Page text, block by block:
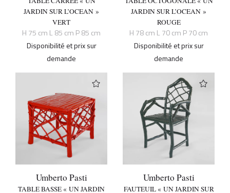
JARDIN SUR L’OCEAN »
VERT
H 75 cm L 85 cm P 85 cm
Disponibilité et prix sur
demande
JARDIN SUR L’OCEAN »
ROUGE
H 78 cm L 70 cm P 70 cm
Disponibilité et prix sur
demande
Umberto Pasti
TABLE BASSE « UN JARDIN
Umberto Pasti
FAUTEUIL « UN JARDIN SUR